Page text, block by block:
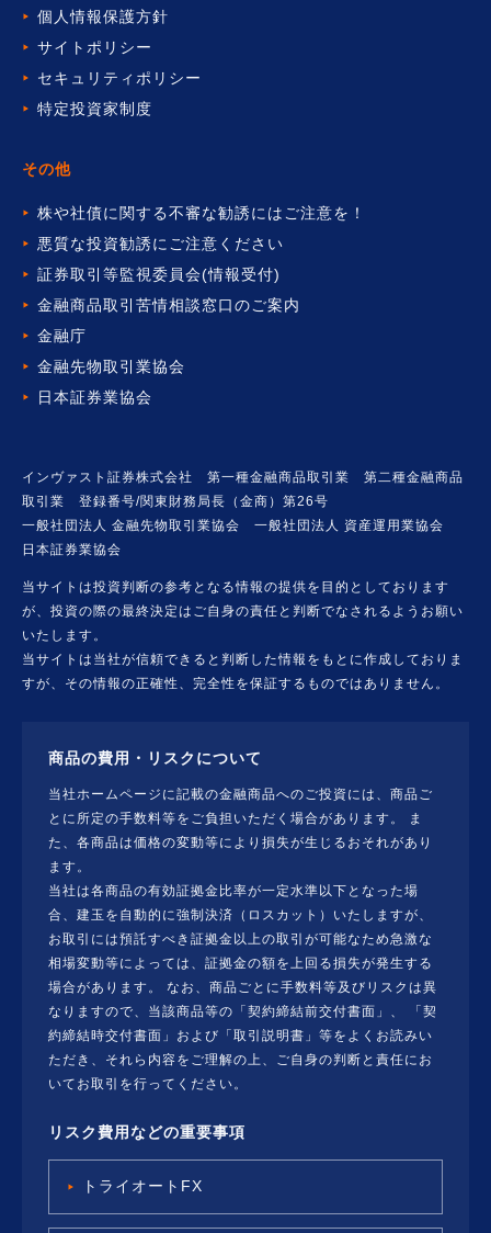
個人情報保護方針
サイトポリシー
セキュリティポリシー
特定投資家制度
その他
株や社債に関する不審な勧誘にはご注意を！
悪質な投資勧誘にご注意ください
証券取引等監視委員会(情報受付)
金融商品取引苦情相談窓口のご案内
金融庁
金融先物取引業協会
日本証券業協会
インヴァスト証券株式会社 第一種金融商品取引業 第二種金融商品
取引業 登録番号/関東財務局長（金商）第26号
一般社団法人 金融先物取引業協会 一般社団法人 資産運用業協会
日本証券業協会
当サイトは投資判断の参考となる情報の提供を目的としております
が、投資の際の最終決定はご自身の責任と判断でなされるようお願い
いたします。
当サイトは当社が信頼できると判断した情報をもとに作成しておりま
すが、その情報の正確性、完全性を保証するものではありません。
商品の費用・リスクについて
当社ホームページに記載の金融商品へのご投資には、商品ご
とに所定の手数料等をご負担いただく場合があります。 ま
た、各商品は価格の変動等により損失が生じるおそれがあり
ます。
当社は各商品の有効証拠金比率が一定水準以下となった場
合、建玉を自動的に強制決済（ロスカット）いたしますが、
お取引には預託すべき証拠金以上の取引が可能なため急激な
相場変動等によっては、証拠金の額を上回る損失が発生する
場合があります。 なお、商品ごとに手数料等及びリスクは異
なりますので、当該商品等の「契約締結前交付書面」、 「契
約締結時交付書面」および「取引説明書」等をよくお読みい
ただき、それら内容をご理解の上、ご自身の判断と責任にお
いてお取引を行ってください。
リスク費用などの重要事項
トライオートFX